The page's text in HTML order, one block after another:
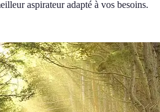
aspirateur adapté à vos besoins.